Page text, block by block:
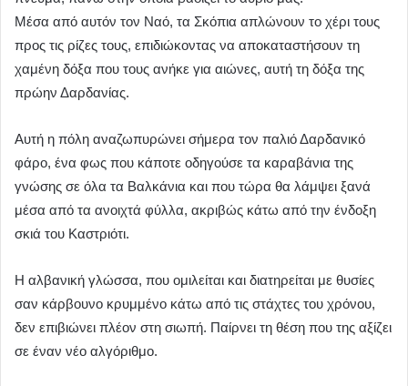
Μέσα από αυτόν τον Ναό, τα Σκόπια απλώνουν το χέρι τους
προς τις ρίζες τους, επιδιώκοντας να αποκαταστήσουν τη
χαμένη δόξα που τους ανήκε για αιώνες, αυτή τη δόξα της
πρώην Δαρδανίας.
Αυτή η πόλη αναζωπυρώνει σήμερα τον παλιό Δαρδανικό
φάρο, ένα φως που κάποτε οδηγούσε τα καραβάνια της
γνώσης σε όλα τα Βαλκάνια και που τώρα θα λάμψει ξανά
μέσα από τα ανοιχτά φύλλα, ακριβώς κάτω από την ένδοξη
σκιά του Καστριότι.
Η αλβανική γλώσσα, που ομιλείται και διατηρείται με θυσίες
σαν κάρβουνο κρυμμένο κάτω από τις στάχτες του χρόνου,
δεν επιβιώνει πλέον στη σιωπή. Παίρνει τη θέση που της αξίζει
σε έναν νέο αλγόριθμο.